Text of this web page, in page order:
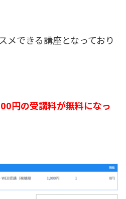
メできる講座となっており
円の受講料が無料になっ